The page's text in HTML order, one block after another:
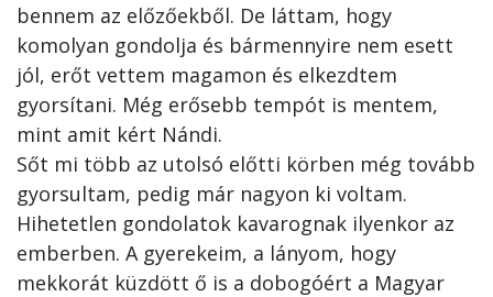
bennem az előzőekből. De láttam, hogy
komolyan gondolja és bármennyire nem esett
jól, erőt vettem magamon és elkezdtem
gyorsítani. Még erősebb tempót is mentem,
mint amit kért Nándi.
Sőt mi több az utolsó előtti körben még tovább
gyorsultam, pedig már nagyon ki voltam.
Hihetetlen gondolatok kavarognak ilyenkor az
emberben. A gyerekeim, a lányom, hogy
mekkorát küzdött ő is a dobogóért a Magyar